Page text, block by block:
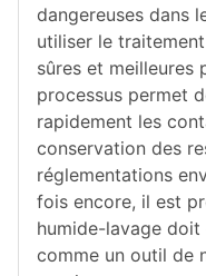
dangereuses dans
utiliser le
sûres et meilleures
processus permet
rapidement les
conservation des
réglementations
fois encore, il est
humide-lavage doit
comme un outil de